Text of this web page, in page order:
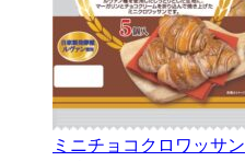
ミニチョコクロワッサン